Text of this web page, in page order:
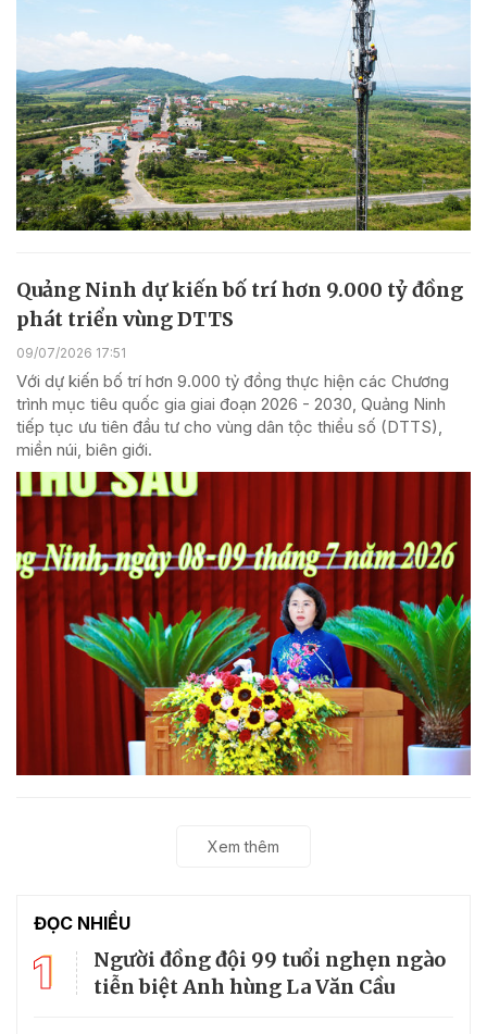
Quảng Ninh dự kiến bố trí hơn 9.000 tỷ đồng
phát triển vùng DTTS
09/07/2026 17:51
Với dự kiến bố trí hơn 9.000 tỷ đồng thực hiện các Chương
trình mục tiêu quốc gia giai đoạn 2026 - 2030, Quảng Ninh
tiếp tục ưu tiên đầu tư cho vùng dân tộc thiểu số (DTTS),
miền núi, biên giới.
Xem thêm
ĐỌC NHIỀU
1
Người đồng đội 99 tuổi nghẹn ngào
tiễn biệt Anh hùng La Văn Cầu